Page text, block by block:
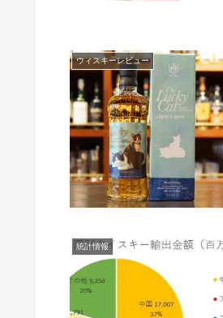
ウィスキーレビュー
統計情報